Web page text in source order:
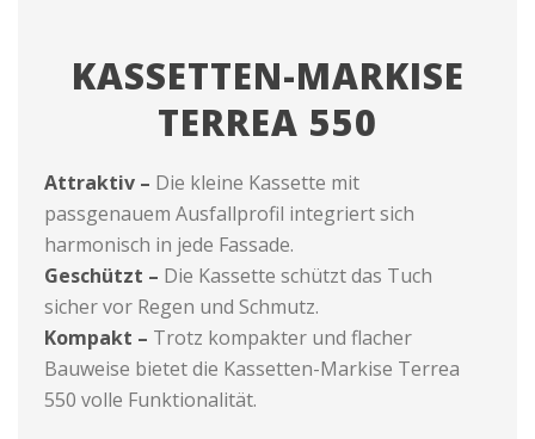
KASSETTEN-MARKISE
TERREA 550
Attraktiv – Die kleine Kassette mit
passgenauem Ausfallprofil integriert sich
harmonisch in jede Fassade.
Geschützt – Die Kassette schützt das Tuch
sicher vor Regen und Schmutz.
Kompakt – Trotz kompakter und flacher
Bauweise bietet die Kassetten-Markise Terrea
550 volle Funktionalität.